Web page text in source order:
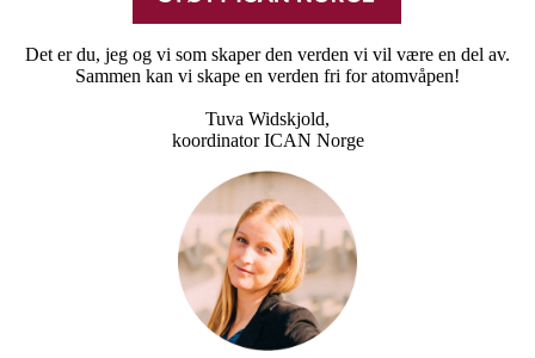
Det er du, jeg og vi som skaper den verden vi vil være en del av.
Sammen kan vi skape en verden fri for atomvåpen!
Tuva Widskjold,
koordinator ICAN Norge